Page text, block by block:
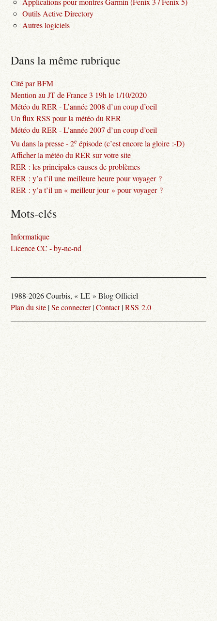
Outils Active Directory
Autres logiciels
Dans la même rubrique
Cité par BFM
Mention au JT de France 3 19h le 1/10/2020
Météo du RER - L’année 2008 d’un coup d’oeil
Un flux RSS pour la météo du RER
Météo du RER - L’année 2007 d’un coup d’oeil
Vu dans la presse - 2e épisode (c’est encore la gloire :-D)
Afficher la météo du RER sur votre site
RER : les principales causes de problèmes
RER : y’a t’il une meilleure heure pour voyager ?
RER : y’a t’il un « meilleur jour » pour voyager ?
Mots-clés
Informatique
Licence CC - by-nc-nd
1988-2026 Courbis, « LE » Blog Officiel
Plan du site |Se connecter|Contact|RSS 2.0